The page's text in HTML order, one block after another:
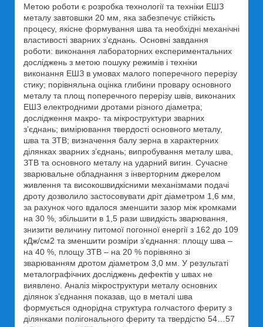
Метою роботи є розробка технології та техніки ЕШЗ
металу завтовшки 20 мм, яка забезпечує стійкість
процесу, якісне формування шва та необхідні механічні
властивості зварних з’єднань. Основні завдання
роботи: виконання лабораторних експериментальних
досліджень з метою пошуку режимів і техніки
виконання ЕШЗ в умовах малого поперечного перерізу
стику; порівняльна оцінка глибини провару основного
металу та площ поперечного перерізу швів, виконаних
ЕШЗ електродними дротами різного діаметра;
дослідження макро- та мікроструктури зварних
з’єднань; вимірювання твердості основного металу,
шва та ЗТВ; визначення балу зерна в характерних
ділянках зварних з’єднань; випробування металу шва,
ЗТВ та основного металу на ударний вигин. Сучасне
зварювальне обладнання з інверторним джерелом
живлення та високошвидкісними механізмами подачі
дроту дозволило застосовувати дріт діаметром 1,6 мм,
за рахунок чого вдалося зменшити зазор між кромками
на 30 %, збільшити в 1,5 рази швидкість зварювання,
знизити величину питомої погонної енергії з 162 до 109
кДж/см2 та зменшити розміри з’єднання: площу шва –
на 40 %, площу ЗТВ – на 20 % порівняно зі
зварюванням дротом діаметром 3,0 мм. У результаті
металографічних досліджень дефектів у швах не
виявлено. Аналіз мікроструктури металу основних
ділянок з’єднання показав, що в металі шва
формується однорідна структура голчастого фериту з
ділянками полігонального фериту та твердістю 54…57